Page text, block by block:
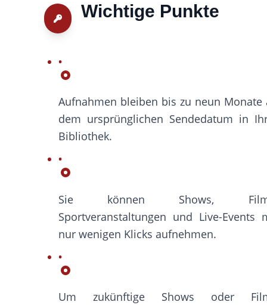
Wichtige Punkte
Aufnahmen bleiben bis zu neun Monate
dem ursprünglichen Sendedatum in
Bibliothek.
Sie können Shows,
Sportveranstaltungen und Live-Events
nur wenigen Klicks aufnehmen.
Um zukünftige Shows oder